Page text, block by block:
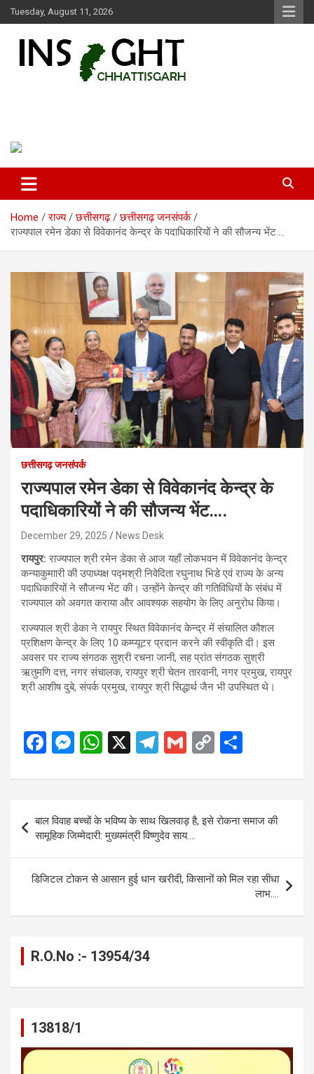
Skip
to
Tuesday, August 11, 2026
Home राज्य छत्तीसगढ़
छत्तीसगढ़ जनसंपर्क
राज्यपाल रमेन डेका से विवेकानंद केन्द्र के पदाधिकारियों ने की सौजन्य भेंट….
छत्तीसगढ़ जनसंपर्क
राज्यपाल रमेन डेका से विवेकानंद केन्द्र के
पदाधिकारियों ने की सौजन्य भेंट….
December 29, 2025 News Desk
रायपुर: राज्यपाल श्री रमेन डेका से आज यहाँ लोकभवन में विवेकानंद केन्द्र
कन्याकुमाारी की उपाध्यक्ष पद्मश्री निवेदिता रघुनाथ भिडे एवं राज्य के अन्य
पदाधिकारियों ने सौजन्य भेंट की। उन्होंने केन्द्र की गतिविधियों के संबंध में
राज्यपाल को अवगत कराया और आवश्यक सहयोग के लिए अनुरोध किया।
राज्यपाल श्री डेका ने रायपुर स्थित विवेकानंद केन्द्र में संचालित कौशल
प्रशिक्षण केन्द्र के लिए 10 कम्प्यूटर प्रदान करने की स्वीकृति दी। इस
अवसर पर राज्य संगठक सुश्री रचना जानी, सह प्रांत संगठक सुश्री
ऋतुमणि दत्त, नगर संचालक, रायपुर श्री चेतन तारवानी, नगर प्रमुख, रायपुर
श्री आशीष दुबे, संपर्क प्रमुख, रायपुर श्री सिद्धार्थ जैन भी उपस्थित थे।
F
ce
b
o
o
k
M
se
g
er
W
at
s
A
p
p
X
T
e
gr
a
m
G
ail
C
py
Li
n
k
ar
navigation
बाल विवाह बच्चों के भविष्य के साथ खिलवाड़ है, इसे रोकना समाज की
सामूहिक जिम्मेदारी: मुख्यमंत्री विष्णुदेव साय….
डिजिटल टोकन से आसान हुई धान खरीदी, किसानों को मिल रहा सीधा
लाभ….
R.O.No :- 13954/34
13818/1